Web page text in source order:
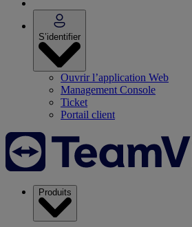
S’identifier
Ouvrir l’application Web
Management Console
Ticket
Portail client
Produits